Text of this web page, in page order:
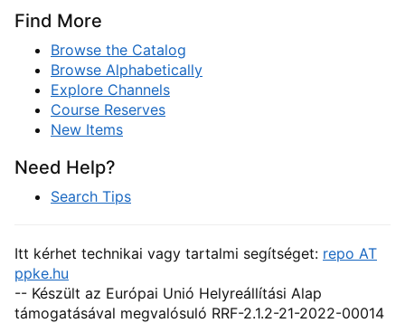
Find More
Browse the Catalog
Browse Alphabetically
Explore Channels
Course Reserves
New Items
Need Help?
Search Tips
Itt kérhet technikai vagy tartalmi segítséget: repo AT
ppke.hu
-- Készült az Európai Unió Helyreállítási Alap
támogatásával megvalósuló RRF-2.1.2-21-2022-00014